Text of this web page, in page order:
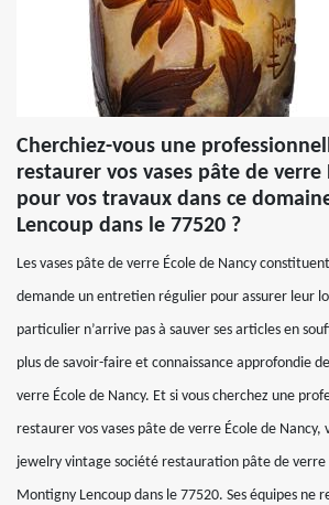
Cherchiez-vous une
restaurer vos vases pâte de verre
pour vos travaux dans ce
Lencoup dans le 77520 ?
Les vases pâte de verre École de Nancy
demande un entretien régulier pour assurer leur
particulier n’arrive pas à sauver ses articles en
plus de savoir-faire et connaissance approfondie
verre École de Nancy. Et si vous cherchez une
restaurer vos vases pâte de verre École de
jewelry vintage société restauration pâte de verre
Montigny Lencoup dans le 77520. Ses équipes ne